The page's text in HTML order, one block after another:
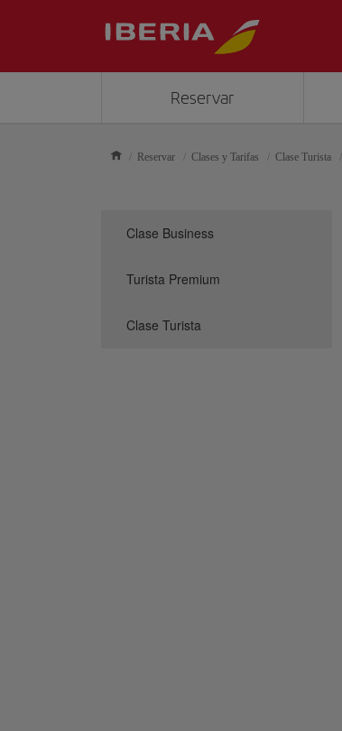
Reservar
Reservar Clases y Tarifas Clase Turista
Clase Business
Turista Premium
Clase Turista